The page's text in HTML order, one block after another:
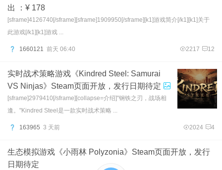
出 ：¥ 178
[sframe]4126740[/sframe][sframe]1909950[/sframe][k1]游戏简介[/k1][k1]关于
此游戏[/k1][k1]游戏 ...
1660121 前天 06:40 2217 12
实时战术策略游戏《Kindred Steel: Samurai
VS Ninjas》Steam页面开放，发行日期待定
[sframe]2979410[/sframe][collapse=介绍]"钢铁之刃，战场相
逢。"Kindred Steel是一款实时战术策略 ...
163965 3 天前 2024 4
生态模拟游戏《小雨林 Polyzonia》Steam页面开放，发行
日期待定